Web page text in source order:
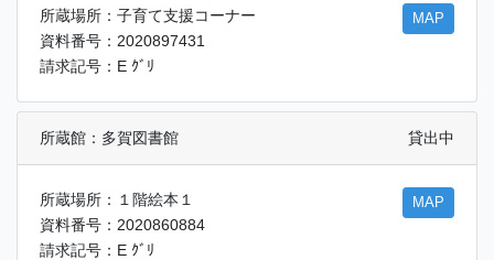
所蔵場所：子育て支援コーナー
資料番号：2020897431
請求記号：E ｸﾞﾘ
MAP
所蔵館：多賀図書館 貸出中
所蔵場所：１階絵本１
資料番号：2020860884
請求記号：E ｸﾞﾘ
MAP